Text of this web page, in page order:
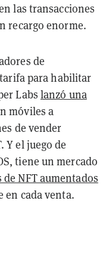
las transacciones
recargo enorme.
de
para habilitar
Labs lanzó una
móviles a
de vender
Y el juego de
tiene un mercado
NFT aumentados
en cada venta.